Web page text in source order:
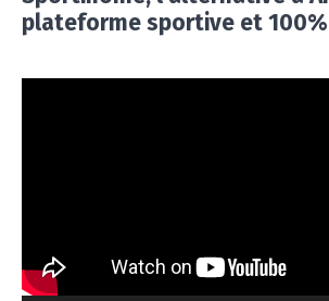
plateforme sportive et